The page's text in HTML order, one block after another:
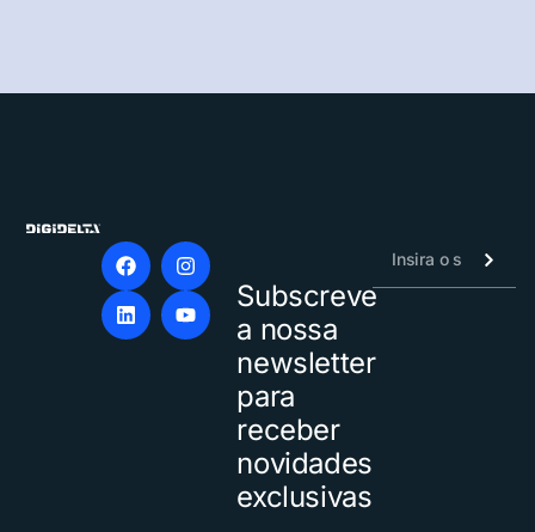
Subscreve
a nossa
newsletter
para
receber
novidades
exclusivas
Alternative: